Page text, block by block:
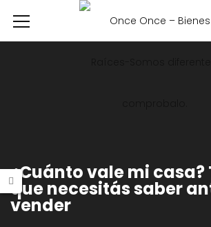
¿Cuánto vale mi casa?
que necesitás saber
vender